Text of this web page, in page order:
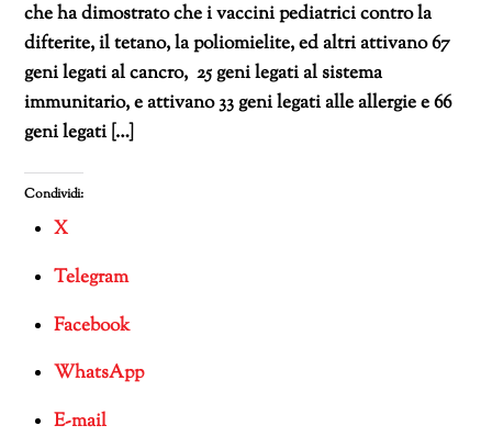
che ha dimostrato che i vaccini pediatrici contro la
difterite, il tetano, la poliomielite, ed altri attivano 67
geni legati al cancro, 25 geni legati al sistema
immunitario, e attivano 33 geni legati alle allergie e 66
geni legati […]
Condividi:
X
Telegram
Facebook
WhatsApp
E-mail